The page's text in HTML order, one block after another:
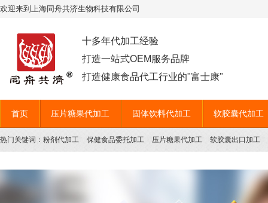
欢迎来到上海同舟共济生物科技有限公司
十多年代加工经验
打造一站式OEM服务品牌
打造健康食品代工行业的"富士康"
首页 压片糖果代加工 固体饮料代加工 软胶囊代加工
热门关键词： 粉剂代加工 保健食品委托加工 压片糖果代加工 软胶囊出口加工